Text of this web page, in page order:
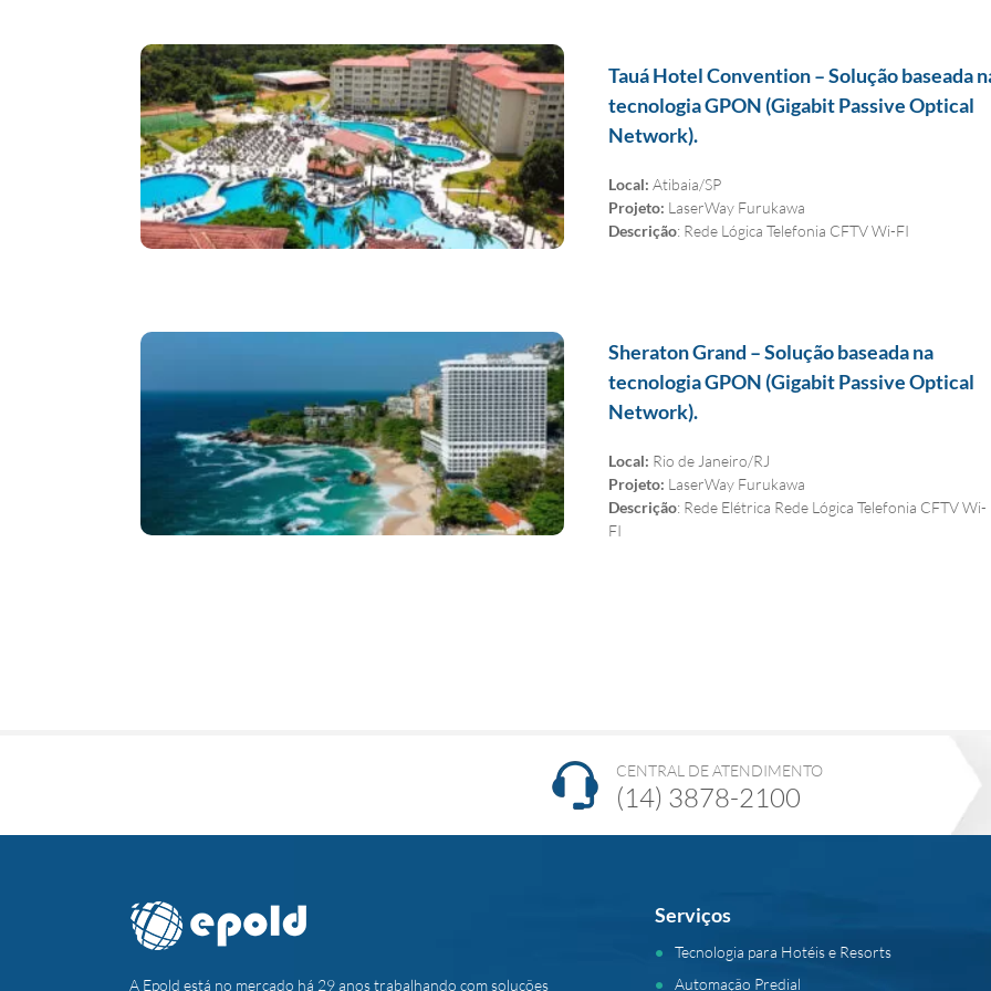
Tauá Hotel Convention – Solução baseada
tecnologia GPON (Gigabit Passive Optical
Network).
Local: Atibaia/SP
Projeto: LaserWay Furukawa
Descrição: Rede Lógica Telefonia CFTV Wi-FI
Sheraton Grand – Solução baseada na
tecnologia GPON (Gigabit Passive Optical
Network).
Local: Rio de Janeiro/RJ
Projeto: LaserWay Furukawa
Descrição: Rede Elétrica Rede Lógica Telefonia CFTV Wi-
FI
CENTRAL DE ATENDIMENTO
(14) 3878-2100
A Epold está no mercado há 29 anos trabalhando com soluções
Serviços
Tecnologia para Hotéis e Resorts
Automação Predial